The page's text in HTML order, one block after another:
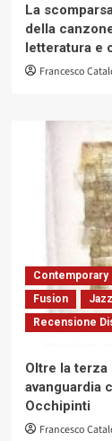
La
della
letteratura e
Francesco
Contemporary
Fusion
Jazz
Recensione
Oltre la
avanguardia
Occhipinti
Francesco